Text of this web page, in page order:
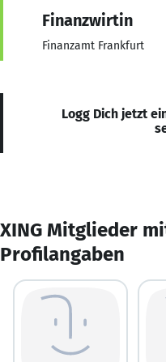
Finanzwirtin
Finanzamt Frankfurt
Logg Dich jetzt
XING Mitglieder
Profilangaben